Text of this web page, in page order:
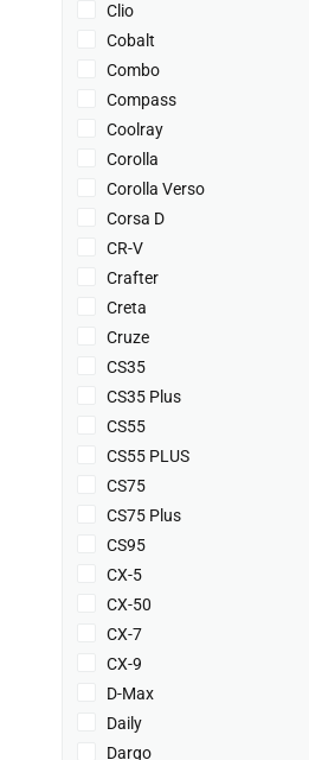
Clio
Cobalt
Combo
Compass
Coolray
Corolla
Corolla Verso
Corsa D
CR-V
Crafter
Creta
Cruze
CS35
CS35 Plus
CS55
CS55 PLUS
CS75
CS75 Plus
CS95
CX-5
CX-50
CX-7
CX-9
D-Max
Daily
Dargo